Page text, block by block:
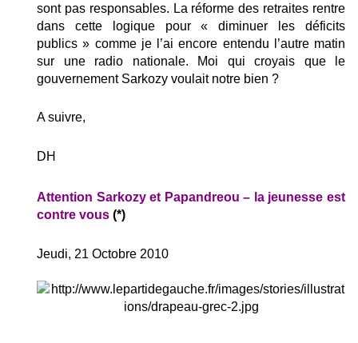
sont pas responsables. La réforme des retraites rentre
dans cette logique pour « diminuer les déficits
publics » comme je l’ai encore entendu l’autre matin
sur une radio nationale. Moi qui croyais que le
gouvernement Sarkozy voulait notre bien ?
A suivre,
DH
Attention Sarkozy et Papandreou – la jeunesse est
contre vous (*)
Jeudi, 21 Octobre 2010